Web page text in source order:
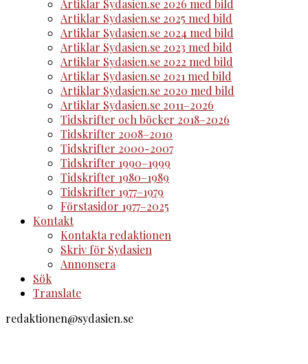
Artiklar Sydasien.se 2026 med bild
Artiklar Sydasien.se 2025 med bild
Artiklar Sydasien.se 2024 med bild
Artiklar Sydasien.se 2023 med bild
Artiklar Sydasien.se 2022 med bild
Artiklar Sydasien.se 2021 med bild
Artiklar Sydasien.se 2020 med bild
Artiklar Sydasien.se 2011–2026
Tidskrifter och böcker 2018–2026
Tidskrifter 2008–2010
Tidskrifter 2000-2007
Tidskrifter 1990–1999
Tidskrifter 1980–1989
Tidskrifter 1977–1979
Förstasidor 1977–2025
Kontakt
Kontakta redaktionen
Skriv för Sydasien
Annonsera
Sök
Translate
redaktionen@sydasien.se